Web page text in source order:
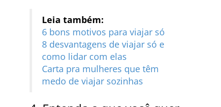
Leia também:
6 bons motivos para viajar só
8 desvantagens de viajar só e
como lidar com elas
Carta pra mulheres que têm
medo de viajar sozinhas